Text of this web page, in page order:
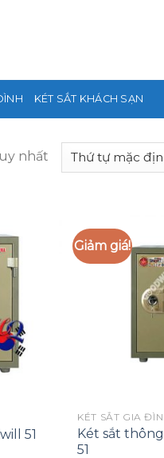
KÉT SẮT KHÁCH SẠN
nhất
Wishlist
51
Giảm giá!
KÉT SẮT GIA
Két sắt
51